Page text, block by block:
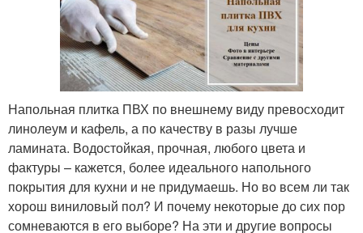
Напольная плитка ПВХ по внешнему виду превосходит
линолеум и кафель, а по качеству в разы лучше
ламината. Водостойкая, прочная, любого цвета и
фактуры – кажется, более идеального напольного
покрытия для кухни и не придумаешь. Но во всем ли так
хорош виниловый пол? И почему некоторые до сих пор
сомневаются в его выборе? На эти и другие вопросы